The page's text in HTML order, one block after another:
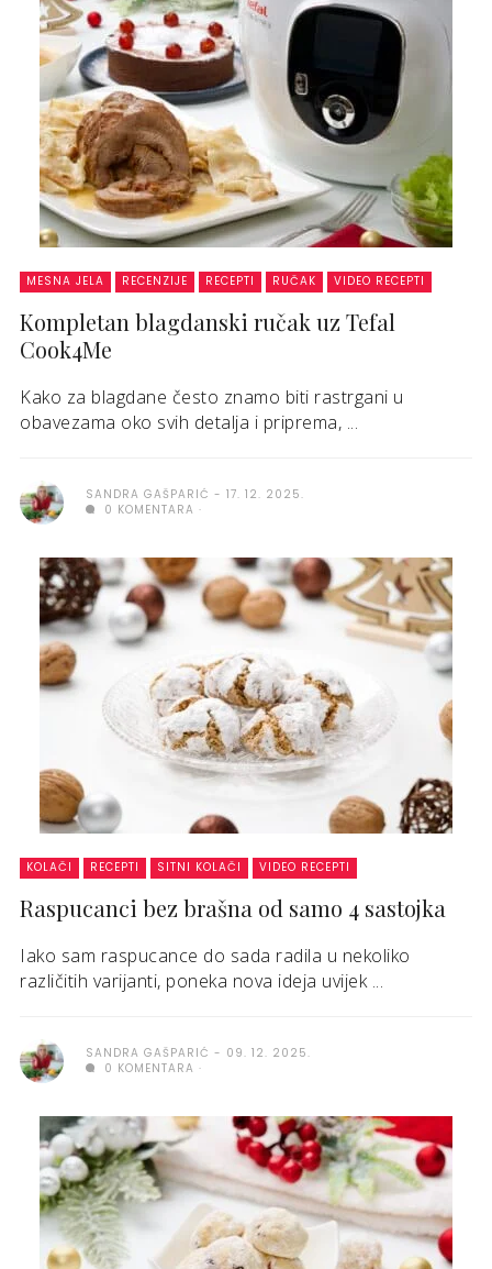
MESNA JELA RECENZIJE RECEPTI RUČAK VIDEO RECEPTI
Kompletan blagdanski ručak uz Tefal
Cook4Me
Kako za blagdane često znamo biti rastrgani u
obavezama oko svih detalja i priprema, ...
SANDRA GAŠPARIĆ
17. 12. 2025.
0 KOMENTARA
KOLAČI RECEPTI SITNI KOLAČI VIDEO RECEPTI
Raspucanci bez brašna od samo 4 sastojka
Iako sam raspucance do sada radila u nekoliko
različitih varijanti, poneka nova ideja uvijek ...
SANDRA GAŠPARIĆ
09. 12. 2025.
0 KOMENTARA